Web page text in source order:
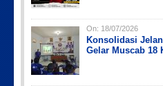
On: 18/07/2026
Konsolidasi
Gelar Muscab 18